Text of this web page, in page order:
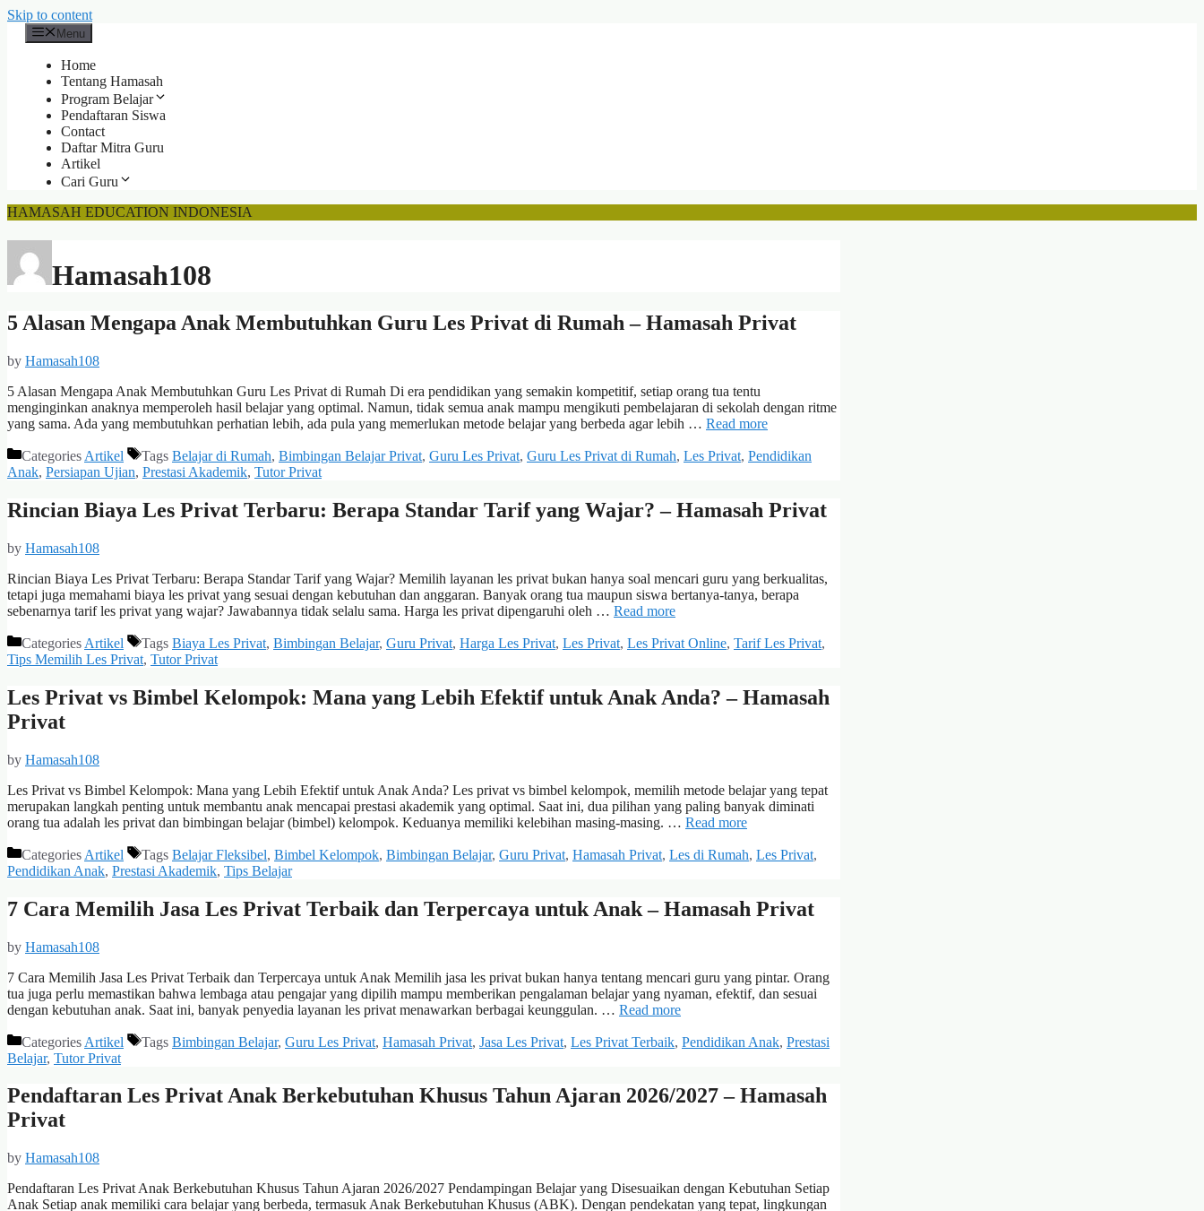
Skip to content
Menu
Home
Tentang Hamasah
Program Belajar
Pendaftaran Siswa
Contact
Daftar Mitra Guru
Artikel
Cari Guru
HAMASAH EDUCATION INDONESIA
Hamasah108
5 Alasan Mengapa Anak Membutuhkan Guru Les Privat di Rumah – Hamasah Privat
by Hamasah108
5 Alasan Mengapa Anak Membutuhkan Guru Les Privat di Rumah Di era pendidikan yang semakin kompetitif, setiap orang tua tentu
menginginkan anaknya memperoleh hasil belajar yang optimal. Namun, tidak semua anak mampu mengikuti pembelajaran di sekolah dengan ritme
yang sama. Ada yang membutuhkan perhatian lebih, ada pula yang memerlukan metode belajar yang berbeda agar lebih … Read more
Categories Artikel Tags Belajar di Rumah, Bimbingan Belajar Privat, Guru Les Privat, Guru Les Privat di Rumah, Les Privat, Pendidikan
Anak, Persiapan Ujian, Prestasi Akademik, Tutor Privat
Rincian Biaya Les Privat Terbaru: Berapa Standar Tarif yang Wajar? – Hamasah Privat
by Hamasah108
Rincian Biaya Les Privat Terbaru: Berapa Standar Tarif yang Wajar? Memilih layanan les privat bukan hanya soal mencari guru yang berkualitas,
tetapi juga memahami biaya les privat yang sesuai dengan kebutuhan dan anggaran. Banyak orang tua maupun siswa bertanya-tanya, berapa
sebenarnya tarif les privat yang wajar? Jawabannya tidak selalu sama. Harga les privat dipengaruhi oleh … Read more
Categories Artikel Tags Biaya Les Privat, Bimbingan Belajar, Guru Privat, Harga Les Privat, Les Privat, Les Privat Online, Tarif Les Privat,
Tips Memilih Les Privat, Tutor Privat
Les Privat vs Bimbel Kelompok: Mana yang Lebih Efektif untuk Anak Anda? – Hamasah
Privat
by Hamasah108
Les Privat vs Bimbel Kelompok: Mana yang Lebih Efektif untuk Anak Anda? Les privat vs bimbel kelompok, memilih metode belajar yang tepat
merupakan langkah penting untuk membantu anak mencapai prestasi akademik yang optimal. Saat ini, dua pilihan yang paling banyak diminati
orang tua adalah les privat dan bimbingan belajar (bimbel) kelompok. Keduanya memiliki kelebihan masing-masing. … Read more
Categories Artikel Tags Belajar Fleksibel, Bimbel Kelompok, Bimbingan Belajar, Guru Privat, Hamasah Privat, Les di Rumah, Les Privat,
Pendidikan Anak, Prestasi Akademik, Tips Belajar
7 Cara Memilih Jasa Les Privat Terbaik dan Terpercaya untuk Anak – Hamasah Privat
by Hamasah108
7 Cara Memilih Jasa Les Privat Terbaik dan Terpercaya untuk Anak Memilih jasa les privat bukan hanya tentang mencari guru yang pintar. Orang
tua juga perlu memastikan bahwa lembaga atau pengajar yang dipilih mampu memberikan pengalaman belajar yang nyaman, efektif, dan sesuai
dengan kebutuhan anak. Saat ini, banyak penyedia layanan les privat menawarkan berbagai keunggulan. … Read more
Categories Artikel Tags Bimbingan Belajar, Guru Les Privat, Hamasah Privat, Jasa Les Privat, Les Privat Terbaik, Pendidikan Anak, Prestasi
Belajar, Tutor Privat
Pendaftaran Les Privat Anak Berkebutuhan Khusus Tahun Ajaran 2026/2027 – Hamasah
Privat
by Hamasah108
Pendaftaran Les Privat Anak Berkebutuhan Khusus Tahun Ajaran 2026/2027 Pendampingan Belajar yang Disesuaikan dengan Kebutuhan Setiap
Anak Setiap anak memiliki cara belajar yang berbeda, termasuk Anak Berkebutuhan Khusus (ABK). Dengan pendekatan yang tepat, lingkungan